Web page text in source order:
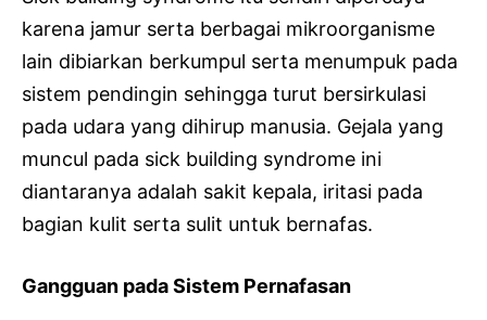
karena jamur serta berbagai mikroorganisme
lain dibiarkan berkumpul serta menumpuk pada
sistem pendingin sehingga turut bersirkulasi
pada udara yang dihirup manusia. Gejala yang
muncul pada sick building syndrome ini
diantaranya adalah sakit kepala, iritasi pada
bagian kulit serta sulit untuk bernafas.
Gangguan pada Sistem Pernafasan